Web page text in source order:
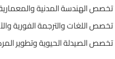
تخصص الهندسة المدنية والمعمارية
تخصص اللغات والترجمة الفورية
تخصص الصيدلة الحيوية وتطوير